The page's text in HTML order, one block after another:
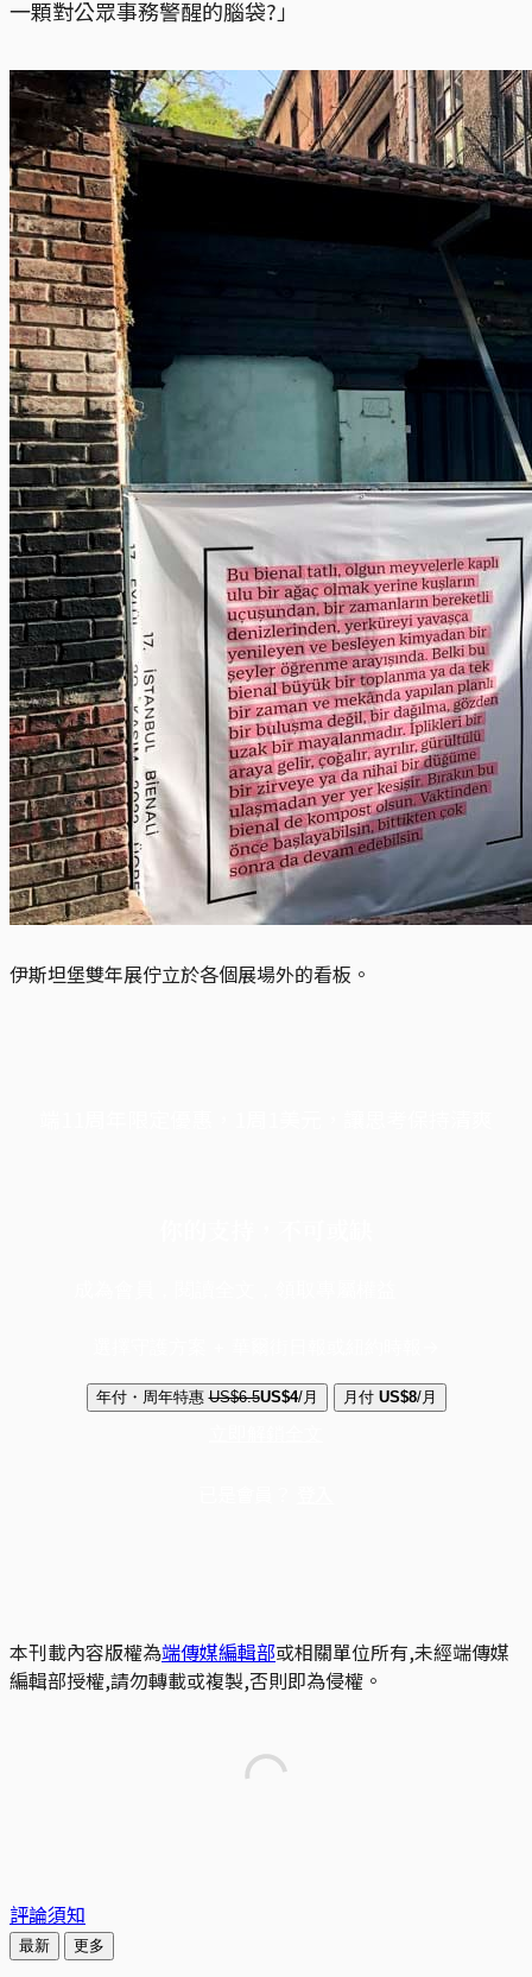
一顆對公眾事務警醒的腦袋?」
伊斯坦堡雙年展佇立於各個展場外的看板。
年付・周年特惠 US$6.5US$4/月 月付 US$8/月
本刊載內容版權為端傳媒編輯部或相關單位所有,未經端傳媒
編輯部授權,請勿轉載或複製,否則即為侵權。
評論須知
最新 更多